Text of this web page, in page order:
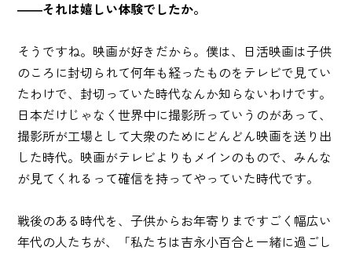
――それは嬉しい体験でしたか。
そうですね。映画が好きだから。僕は、日活映画は子供
のころに封切られて何年も経ったものをテレビで見てい
たわけで、封切っていた時代なんか知らないわけです。
日本だけじゃなく世界中に撮影所っていうのがあって、
撮影所が工場として大衆のためにどんどん映画を送り出
した時代。映画がテレビよりもメインのもので、みんな
が見てくれるって確信を持ってやっていた時代です。
戦後のある時代を、子供からお年寄りまですごく幅広い
年代の人たちが、「私たちは吉永小百合と一緒に過ごし